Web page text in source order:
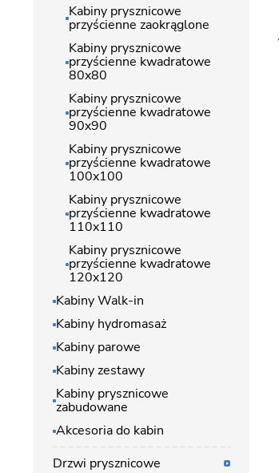
Kabiny prysznicowe
przyścienne zaokrąglone
Kabiny prysznicowe
przyścienne kwadratowe
80x80
Kabiny prysznicowe
przyścienne kwadratowe
90x90
Kabiny prysznicowe
przyścienne kwadratowe
100x100
Kabiny prysznicowe
przyścienne kwadratowe
110x110
Kabiny prysznicowe
przyścienne kwadratowe
120x120
Kabiny Walk-in
Kabiny hydromasaż
Kabiny parowe
Kabiny zestawy
Kabiny prysznicowe
zabudowane
Akcesoria do kabin
Drzwi prysznicowe